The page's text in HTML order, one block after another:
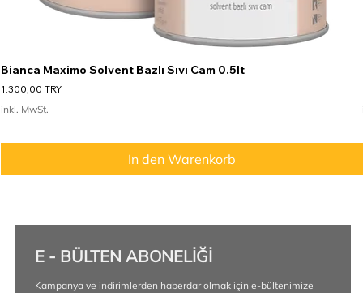
Bianca Maximo Solvent Bazlı Sıvı Cam 0.5lt
Preis
1.300,00 TRY
inkl. MwSt.
In den Warenkorb
E - BÜLTEN ABONELİĞİ
Kampanya ve indirimlerden haberdar olmak için e-bültenimize